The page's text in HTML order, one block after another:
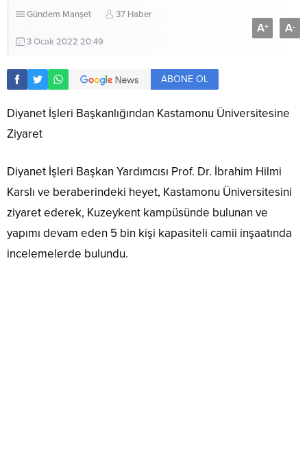
Gündem Manşet 37 Haber
3 Ocak 2022 20:49
A+ A-
ABONE OL
Diyanet İşleri Başkanlığından Kastamonu Üniversitesine
Ziyaret
Diyanet İşleri Başkan Yardımcısı Prof. Dr. İbrahim Hilmi
Karslı ve beraberindeki heyet, Kastamonu Üniversitesini
ziyaret ederek, Kuzeykent kampüsünde bulunan ve
yapımı devam eden 5 bin kişi kapasiteli camii inşaatında
incelemelerde bulundu.